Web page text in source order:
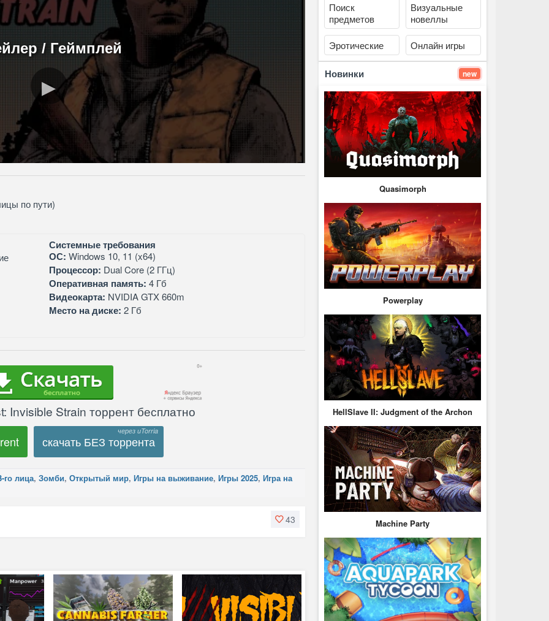
/ Геймплей
по пути)
Системные требования
ОС: Windows 10, 11 (x64)
Процессор: Dual Core (2 ГГц)
Оперативная память: 4 Гб
Видеокарта: NVIDIA GTX 660m
Место на диске: 2 Гб
Invisible Strain торрент бесплатно
скачать БЕЗ торрента
го лица, Зомби, Открытый мир, Игры на выживание, Игры 2025, Игра на
43
Поиск
предметов
Визуальные
новеллы
Эротические Онлайн игры
Новинки new
Quasimorph
Powerplay
HellSlave II: Judgment of the Archon
Machine Party